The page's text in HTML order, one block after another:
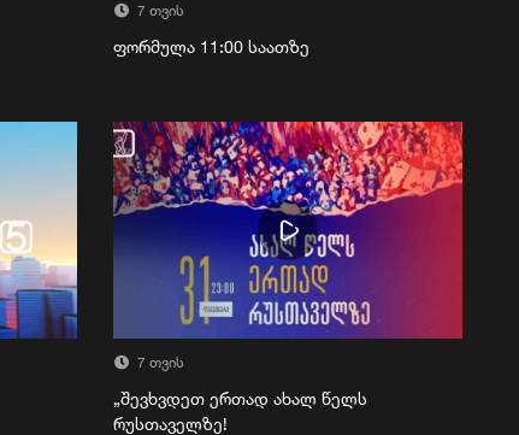
7 თვის
ფორმულა 11:00 საათზე
7 თვის
„შევხვდეთ ერთად ახალ წელს
რუსთაველზე!